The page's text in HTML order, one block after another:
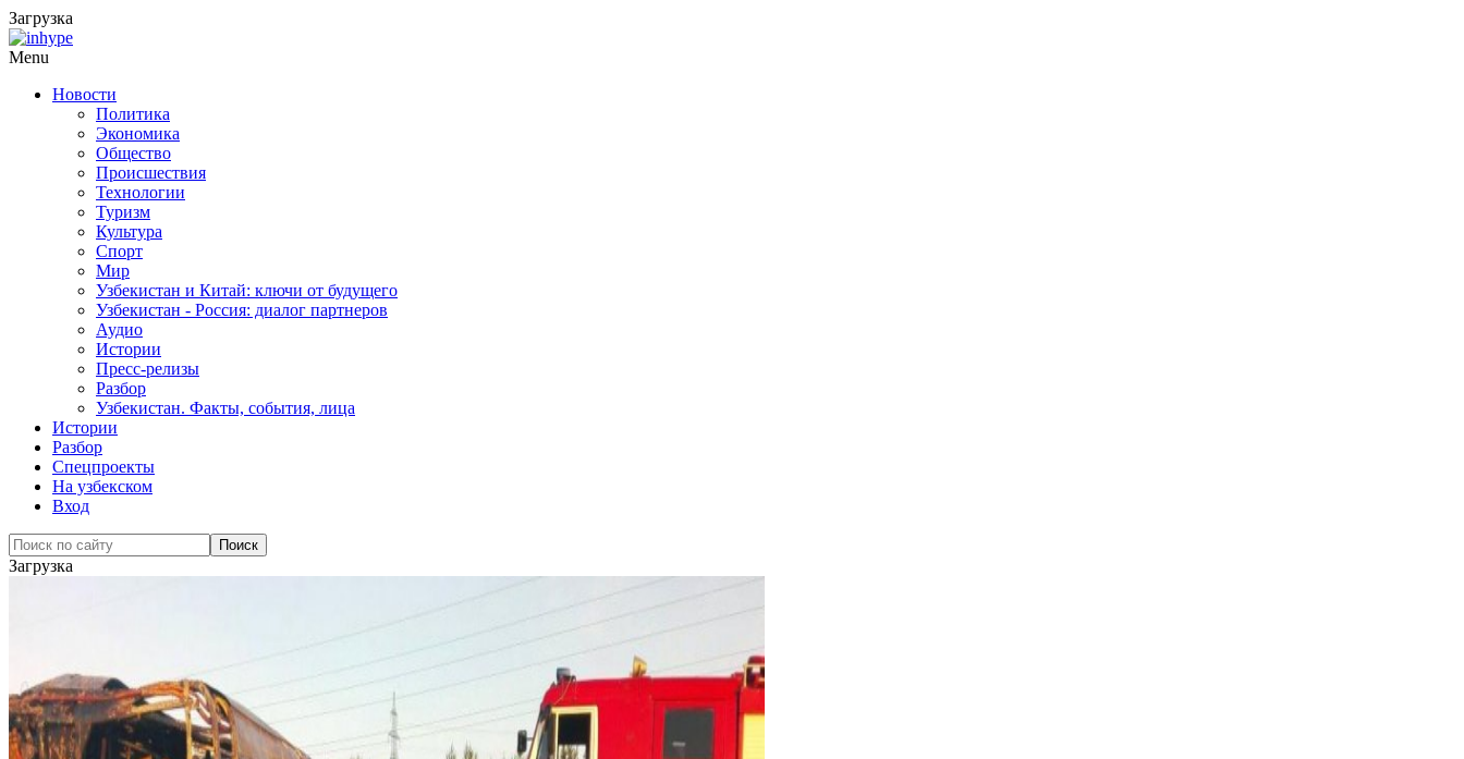
Загрузка
Menu
Новости
Политика
Экономика
Общество
Происшествия
Технологии
Туризм
Культура
Спорт
Мир
Узбекистан и Китай: ключи от будущего
Узбекистан - Россия: диалог партнеров
Аудио
Истории
Пресс-релизы
Разбор
Узбекистан. Факты, события, лица
Истории
Разбор
Спецпроекты
На узбекском
Вход
Загрузка